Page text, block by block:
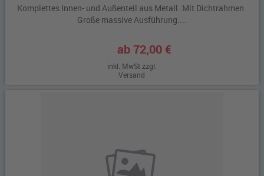
Komplettes Innen- und Außenteil aus Metall. Mit Dichtrahmen.
Große massive Ausführung....
ab 72,00 €
inkl. MwSt zzgl.
Versand